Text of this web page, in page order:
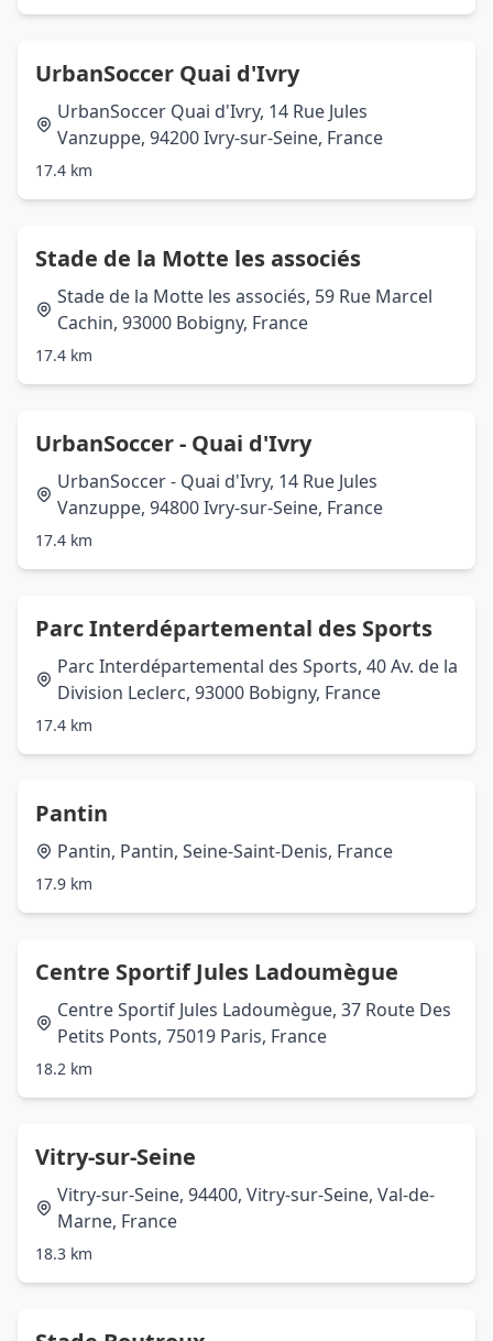
UrbanSoccer Quai d'Ivry
UrbanSoccer Quai d'Ivry, 14 Rue Jules
Vanzuppe, 94200 Ivry-sur-Seine, France
17.4 km
Stade de la Motte les associés
Stade de la Motte les associés, 59 Rue Marcel
Cachin, 93000 Bobigny, France
17.4 km
UrbanSoccer - Quai d'Ivry
UrbanSoccer - Quai d'Ivry, 14 Rue Jules
Vanzuppe, 94800 Ivry-sur-Seine, France
17.4 km
Parc Interdépartemental des Sports
Parc Interdépartemental des Sports, 40 Av. de la
Division Leclerc, 93000 Bobigny, France
17.4 km
Pantin
Pantin, Pantin, Seine-Saint-Denis, France
17.9 km
Centre Sportif Jules Ladoumègue
Centre Sportif Jules Ladoumègue, 37 Route Des
Petits Ponts, 75019 Paris, France
18.2 km
Vitry-sur-Seine
Vitry-sur-Seine, 94400, Vitry-sur-Seine, Val-de-
Marne, France
18.3 km